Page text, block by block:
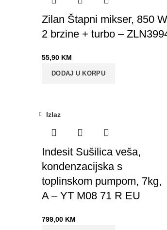
Zilan Štapni mikser, 850
2 brzine + turbo –
55,90 KM
DODAJ U KORPU
Izlaz
Indesit Sušilica veša,
kondenzacijska s
toplinskom pumpom, 7kg,
A – YT M08 71 R EU
799,00 KM